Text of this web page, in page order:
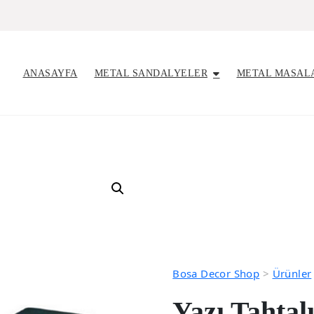
ANASAYFA METAL SANDALYELER METAL
Bosa Decor Shop > Ürünler